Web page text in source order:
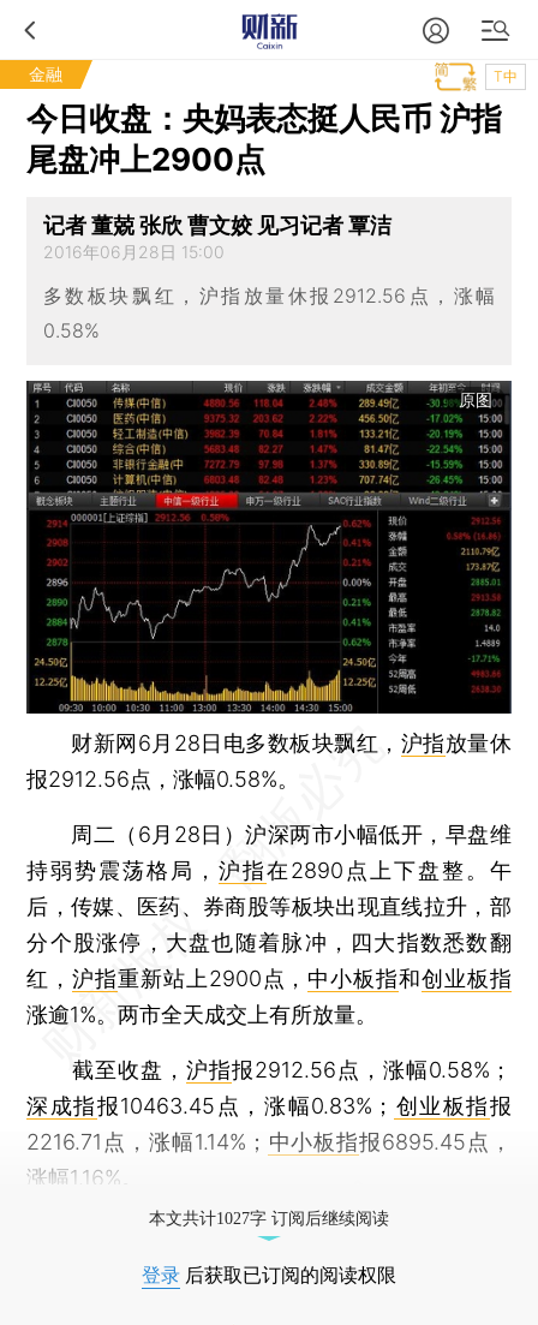
金融 T中
今日收盘：央妈表态挺人民币 沪指
尾盘冲上2900点
记者 董兢 张欣 曹文姣 见习记者 覃洁
2016年06月28日 15:00
多数板块飘红，沪指放量休报2912.56点，涨幅
0.58%
原图
财新网6月28日电多数板块飘红， 沪指放量休
报2912.56点，涨幅0.58%。
周二（6月28日）沪深两市小幅低开，早盘维
持弱势震荡格局，沪指在2890点上下盘整。午
后，传媒、医药、券商股等板块出现直线拉升，部
分个股涨停，大盘也随着脉冲，四大指数悉数翻
红，沪指重新站上2900点， 中小板指和创业板指
涨逾1%。两市全天成交上有所放量。
截至收盘，沪指报2912.56点，涨幅0.58%；
深成指报10463.45点，涨幅0.83%； 创业板指报
2216.71点，涨幅1.14%； 中小板指报6895.45点，
涨幅1.16%。
本文共计1027字 订阅后继续阅读
登录 后获取已订阅的阅读权限